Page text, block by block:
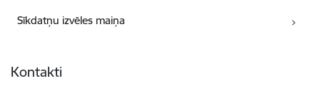
Sīkdatņu izvēles maiņa
Kontakti